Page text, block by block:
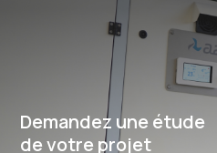
Demandez une étude
de votre projet